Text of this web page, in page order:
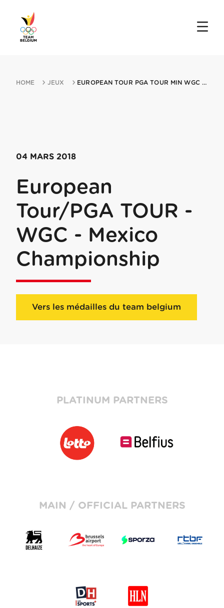
HOME JEUX EUROPEAN TOUR PGA TOUR MIN WGC MIN MEXICO CHAMPIONSHIP 04032018 MEXICO CI...
04 MARS 2018
European
Tour/PGA TOUR -
WGC - Mexico
Championship
Vers les médailles du team belgium
PLATINUM PARTNERS
MAIN / OFFICIAL PARTNERS